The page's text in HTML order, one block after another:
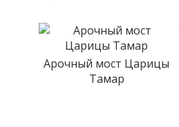
Арочный мост Царицы
Тамар